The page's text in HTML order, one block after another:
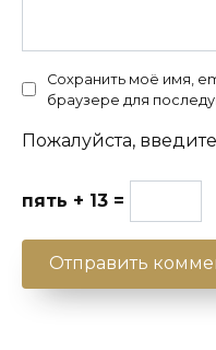
Сохранить моё имя,
браузере для
Пожалуйста,
пять + 13 =